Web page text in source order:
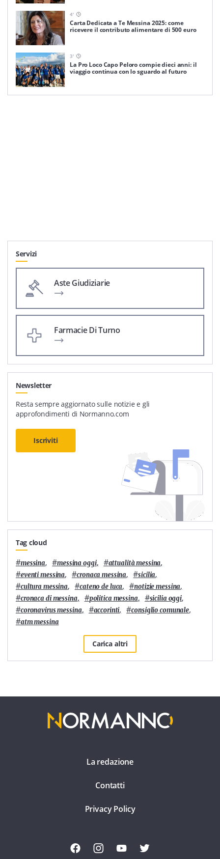
4'
Carta Dedicata a Te Messina 2025: come
ricevere il contributo alimentare di 500 euro
3'
La Pro Loco Capo Peloro compie dieci anni: il
viaggio continua con lo sguardo al futuro
Servizi
Aste Giudiziarie
Farmacie Di Turno
Newsletter
Resta sempre aggiornato sulle notizie e gli
approfondimenti di Normanno.com
Iscriviti
Tag cloud
#messina, #messina oggi, #attualità messina,
#eventi messina, #cronaca messina, #sicilia,
#cultura messina, #cateno de luca, #notizie messina,
#cronaca di messina, #politica messina, #sicilia oggi,
#coronavirus messina, #accorinti, #consiglio comunale,
#atm messina
Carica altri
La redazione
Contatti
Privacy Policy